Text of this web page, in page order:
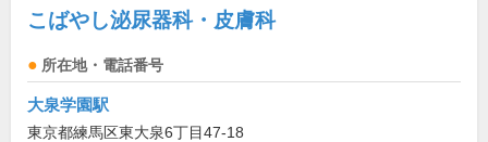
こばやし泌尿器科・皮膚科
所在地・電話番号
大泉学園駅
東京都練馬区東大泉6丁目47-18